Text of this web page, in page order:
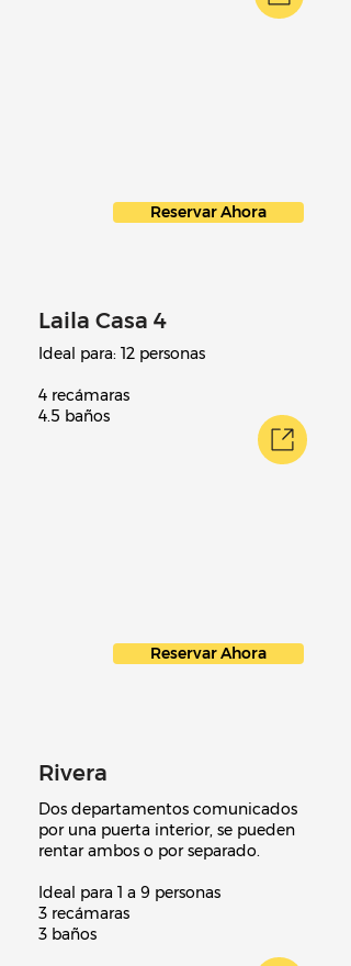
Rivera
Dos departamentos comunicados
por una puerta interior, se pueden
rentar ambos o por separado.
Ideal para 1 a 9 personas
3 recámaras
3 baños
Reservar Ahora
Laila Casa 4
Ideal para: 12 personas
4 recámaras
4.5 baños
Reservar Ahora